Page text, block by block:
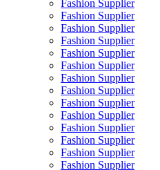
Fashion Supplier
Fashion Supplier
Fashion Supplier
Fashion Supplier
Fashion Supplier
Fashion Supplier
Fashion Supplier
Fashion Supplier
Fashion Supplier
Fashion Supplier
Fashion Supplier
Fashion Supplier
Fashion Supplier
Fashion Supplier